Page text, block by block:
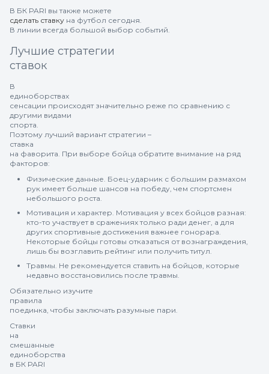
В БК PARI вы также можете
сделать ставку на футбол сегодня.
В линии всегда большой выбор событий.
Лучшие стратегии
ставок
В
единоборствах
сенсации происходят значительно реже по сравнению с
другими видами
спорта.
Поэтому лучший вариант стратегии –
ставка
на фаворита. При выборе бойца обратите внимание на ряд
факторов:
Физические данные. Боец-ударник с большим размахом
рук имеет больше шансов на победу, чем спортсмен
небольшого роста.
Мотивация и характер. Мотивация у всех бойцов разная:
кто-то участвует в сражениях только ради денег, а для
других спортивные достижения важнее гонорара.
Некоторые бойцы готовы отказаться от вознаграждения,
лишь бы возглавить рейтинг или получить титул.
Травмы. Не рекомендуется ставить на бойцов, которые
недавно восстановились после травмы.
Обязательно изучите
правила
поединка, чтобы заключать разумные пари.
Ставки
на
смешанные
единоборства
в БК PARI